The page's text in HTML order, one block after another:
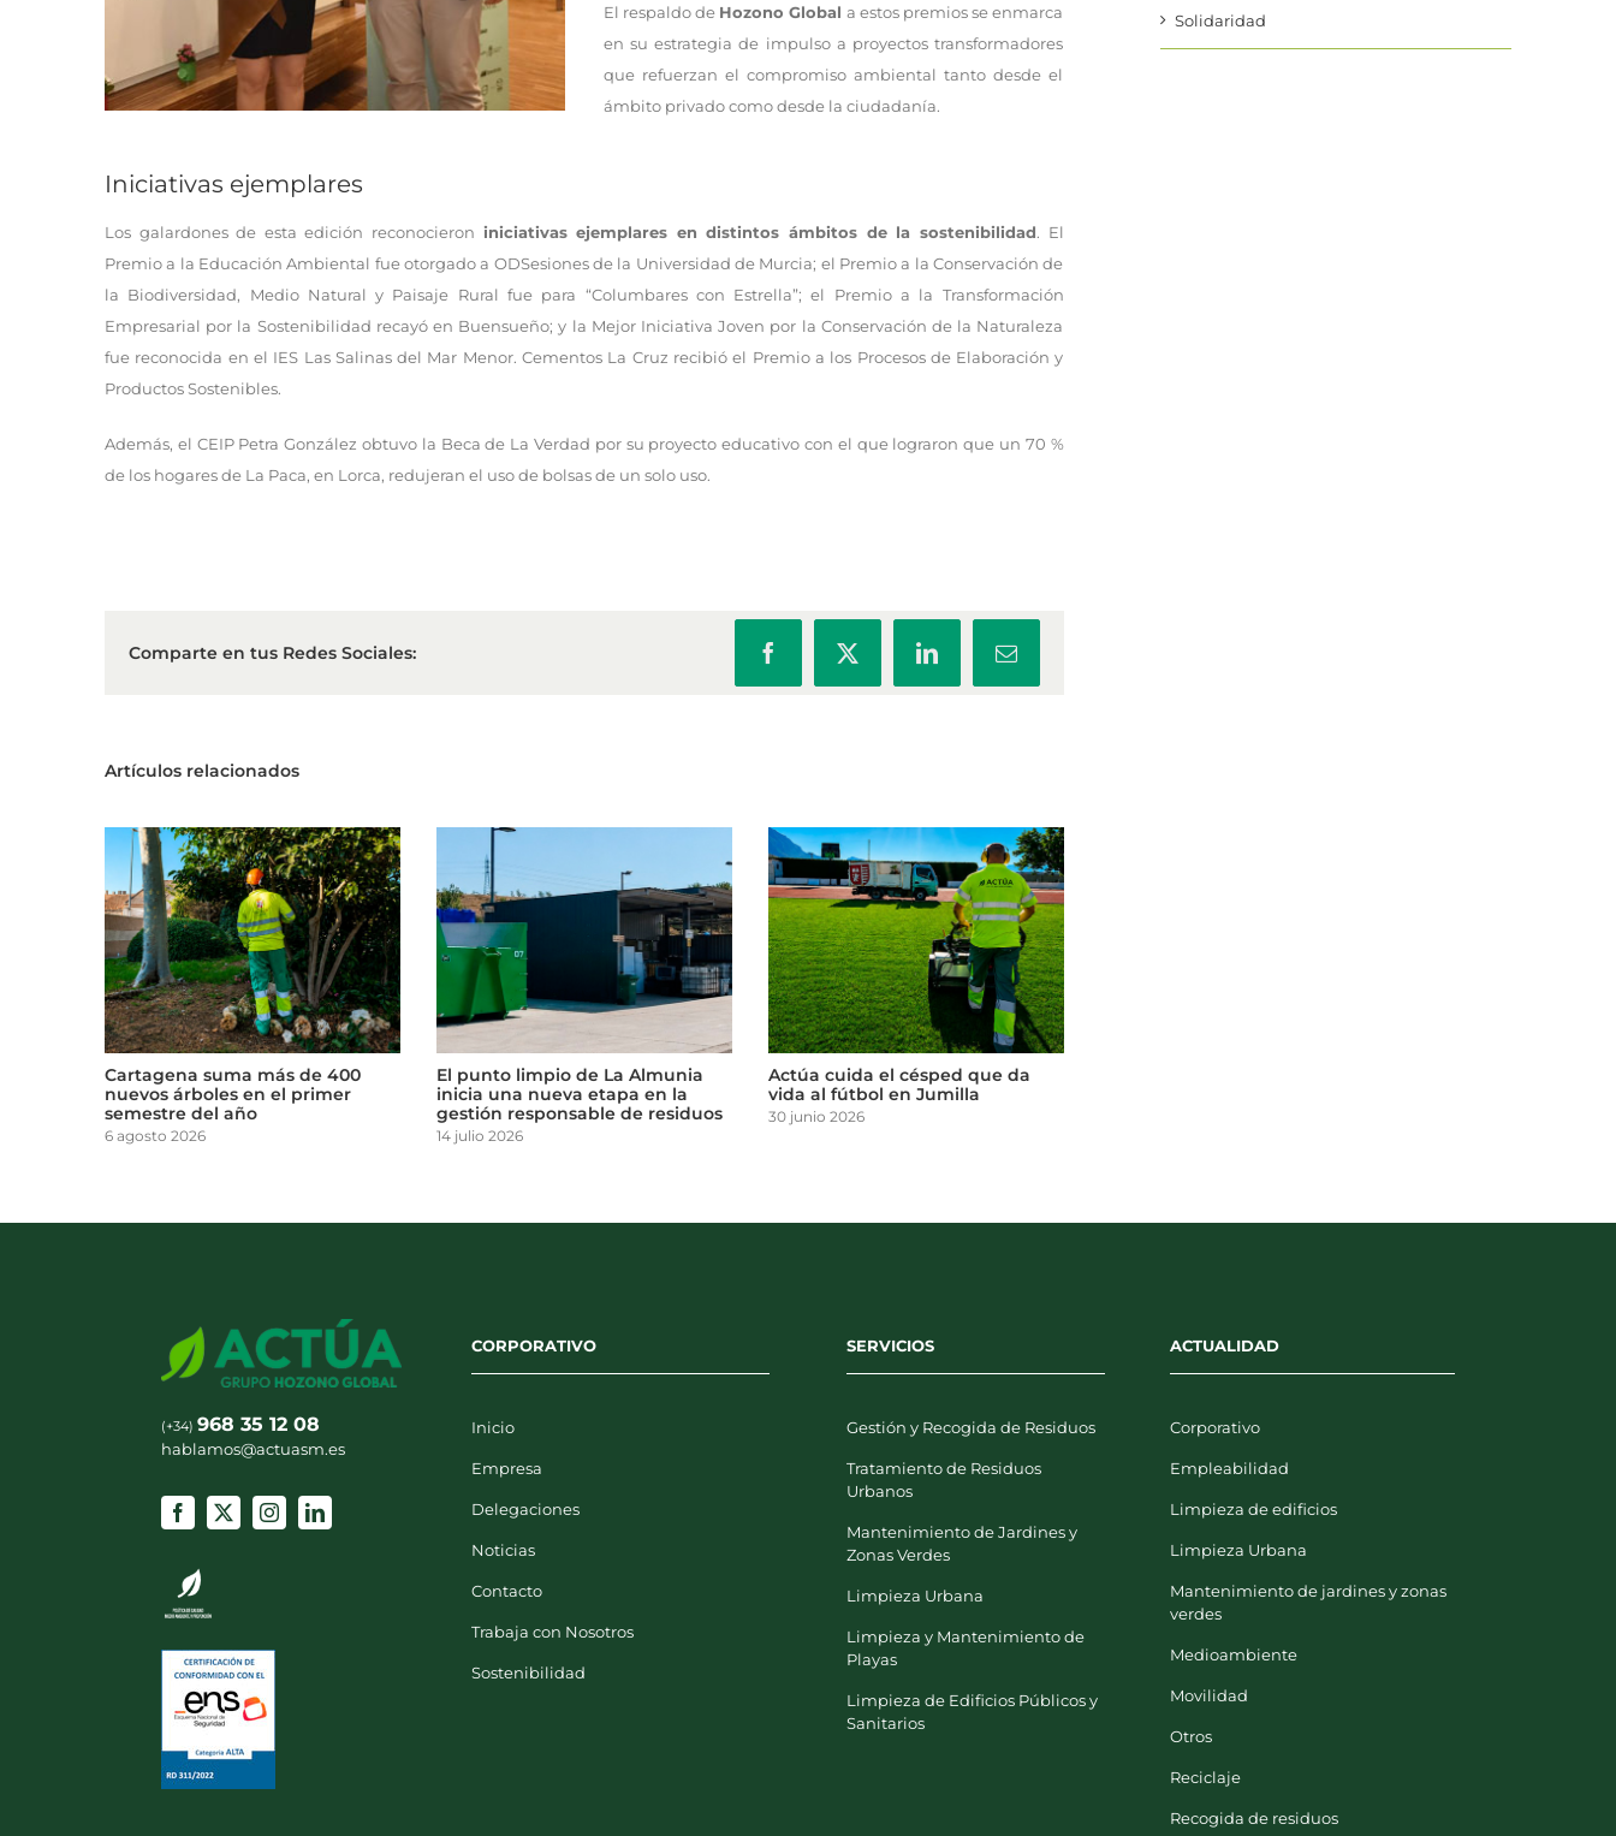
El respaldo de Hozono Global a estos premios se enmarca
en su estrategia de impulso a proyectos transformadores
que refuerzan el compromiso ambiental tanto desde el
ámbito privado como desde la ciudadanía.
Iniciativas ejemplares
Los galardones de esta edición reconocieron iniciativas ejemplares en distintos ámbitos de la sostenibilidad. El
Premio a la Educación Ambiental fue otorgado a ODSesiones de la Universidad de Murcia; el Premio a la Conservación de
la Biodiversidad, Medio Natural y Paisaje Rural fue para “Columbares con Estrella”; el Premio a la Transformación
Empresarial por la Sostenibilidad recayó en Buensueño; y la Mejor Iniciativa Joven por la Conservación de la Naturaleza
fue reconocida en el IES Las Salinas del Mar Menor. Cementos La Cruz recibió el Premio a los Procesos de Elaboración y
Productos Sostenibles.
Además, el CEIP Petra González obtuvo la Beca de La Verdad por su proyecto educativo con el que lograron que un 70 %
de los hogares de La Paca, en Lorca, redujeran el uso de bolsas de un solo uso.
Comparte en tus Redes Sociales: FacebookX LinkedInCorreo
electrónico
Artículos relacionados
Cartagena suma más de 400
nuevos árboles en el primer
semestre del año
6 agosto 2026
El punto limpio de La Almunia
inicia una nueva etapa en la
gestión responsable de residuos
14 julio 2026
Actúa cuida el césped que da
vida al fútbol en Jumilla
30 junio 2026
Solidaridad
(+34) 968 35 12 08
hablamos@actuasm.es
CORPORATIVO
Inicio
Empresa
Delegaciones
Noticias
Contacto
Trabaja con Nosotros
Sostenibilidad
SERVICIOS
Gestión y Recogida de Residuos
Tratamiento de Residuos
Urbanos
Mantenimiento de Jardines y
Zonas Verdes
Limpieza Urbana
Limpieza y Mantenimiento de
Playas
Limpieza de Edificios Públicos y
Sanitarios
ACTUALIDAD
Corporativo
Empleabilidad
Limpieza de edificios
Limpieza Urbana
Mantenimiento de jardines y zonas
verdes
Medioambiente
Movilidad
Otros
Reciclaje
Recogida de residuos